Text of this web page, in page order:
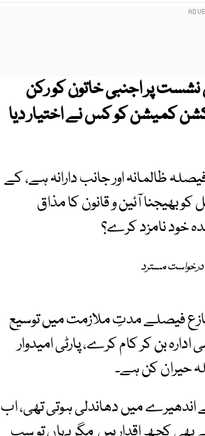
پر اجنبی خاتون کو رکن
کمیشن کو کس نے اختیار دیا
ظالمانہ اور جانب دارانہ ہے، کے
بھیجنا آئین و قانون کا مذاق
خود نامزد کرے؟
درخواست مسترد
فیصلے مدتِ ملازمت میں توسیع
بن کر کام کرے، پارٹی امیدوار
حیران کن ہے۔
اندھیرے میں دھاندلی ہوتی تھی، اب